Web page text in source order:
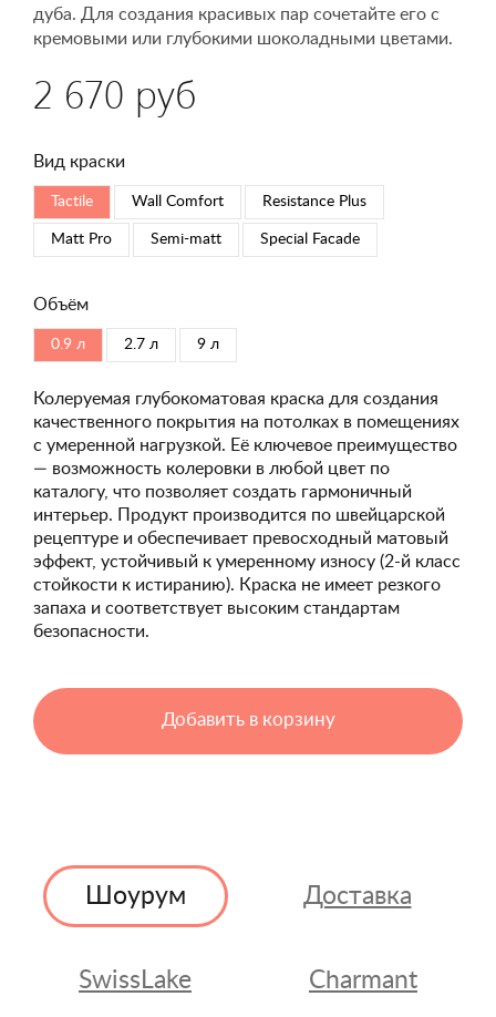
дуба. Для создания красивых пар сочетайте его с
кремовыми или глубокими шоколадными цветами.
2 670 руб
Вид краски
Tactile Wall Comfort Resistance Plus
Matt Pro Semi-matt Special Faсade
Объём
0.9 л 2.7 л 9 л
Колеруемая глубокоматовая краска для создания
качественного покрытия на потолках в помещениях
с умеренной нагрузкой. Её ключевое преимущество
— возможность колеровки в любой цвет по
каталогу, что позволяет создать гармоничный
интерьер. Продукт производится по швейцарской
рецептуре и обеспечивает превосходный матовый
эффект, устойчивый к умеренному износу (2-й класс
стойкости к истиранию). Краска не имеет резкого
запаха и соответствует высоким стандартам
безопасности.
Добавить в корзину
Шоурум Доставка
SwissLake Charmant